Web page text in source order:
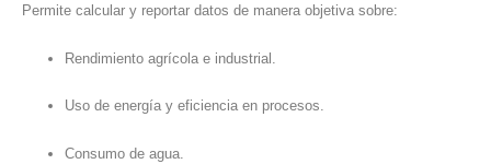
Permite calcular y reportar datos de manera objetiva sobre:
Rendimiento agrícola e industrial.
Uso de energía y eficiencia en procesos.
Consumo de agua.